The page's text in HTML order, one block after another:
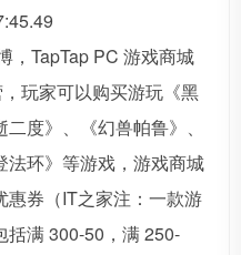
，TapTap PC 游戏商城
玩家可以购买游玩《黑
度》、《幻兽帕鲁》、
法环》等游戏，游戏商城
券（IT之家注：一款游
括满 300-50，满 250-